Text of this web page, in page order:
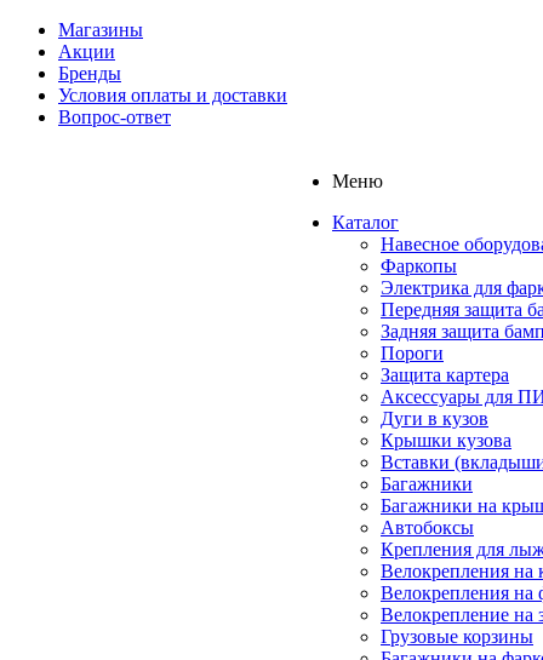
Магазины
Акции
Бренды
Условия оплаты и доставки
Вопрос-ответ
Меню
Каталог
Навесное
Фаркопы
Электрика для
Передняя защита
Задняя защита
Пороги
Защита картера
Аксессуары для
Дуги в кузов
Крышки кузова
Вставки
Багажники
Багажники на
Автобоксы
Крепления для
Велокрепления
Велокрепления на
Велокрепление на
Грузовые корзины